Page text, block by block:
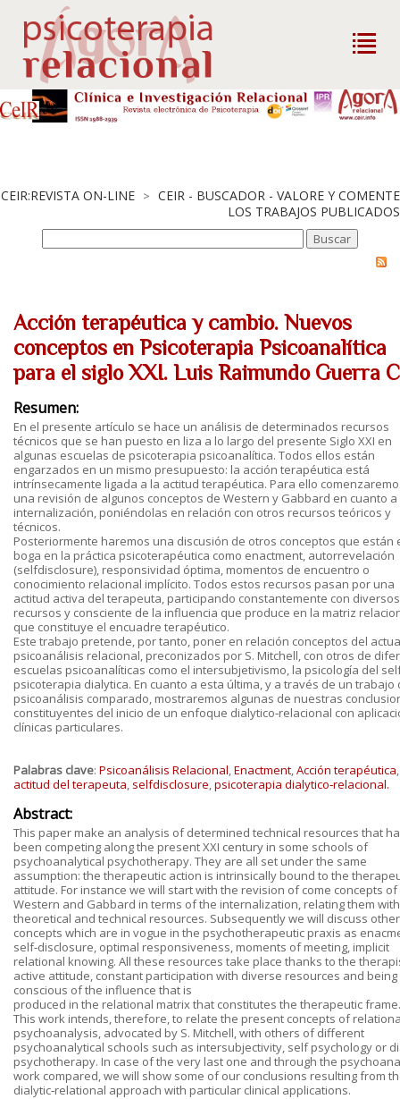
CEIR:REVISTA ON-LINE > CEIR - BUSCADOR - VALORE Y COMENTE
LOS TRABAJOS PUBLICADOS
Acción terapéutica y cambio. Nuevos
conceptos en Psicoterapia Psicoanalítica
para el siglo XXI. Luis Raimundo Guerra
Resumen:
En el presente artículo se hace un análisis de determinados recursos
técnicos que se han puesto en liza a lo largo del presente Siglo XXI en
algunas escuelas de psicoterapia psicoanalítica. Todos ellos están
engarzados en un mismo presupuesto: la acción terapéutica está
intrínsecamente ligada a la actitud terapéutica. Para ello
una revisión de algunos conceptos de Western y Gabbard en cuanto a
internalización, poniéndolas en relación con otros recursos teóricos y
técnicos.
Posteriormente haremos una discusión de otros conceptos que están
boga en la práctica psicoterapéutica como enactment, autorrevelación
(selfdisclosure), responsividad óptima, momentos de encuentro o
conocimiento relacional implícito. Todos estos recursos pasan por una
actitud activa del terapeuta, participando constantemente con diversos
recursos y consciente de la influencia que produce en la matriz
que constituye el encuadre terapéutico.
Este trabajo pretende, por tanto, poner en relación conceptos del
psicoanálisis relacional, preconizados por S. Mitchell, con otros de
escuelas psicoanalíticas como el intersubjetivismo, la psicología del
psicoterapia dialytica. En cuanto a esta última, y a través de un trabajo
psicoanálisis comparado, mostraremos algunas de nuestras
constituyentes del inicio de un enfoque dialytico‐relacional con
clínicas particulares.
Palabras clave: Psicoanálisis Relacional,Enactment,Acción terapéutica,
actitud del terapeuta, selfdisclosure,psicoterapia dialytico‐relacional.
Abstract:
This paper make an analysis of determined technical resources that
been competing along the present XXI century in some schools of
psychoanalytical psychotherapy. They are all set under the same
assumption: the therapeutic action is intrinsically bound to the
attitude. For instance we will start with the revision of come concepts of
Western and Gabbard in terms of the internalization, relating them
theoretical and technical resources. Subsequently we will discuss other
concepts which are in vogue in the psychotherapeutic praxis as
self‐disclosure, optimal responsiveness, moments of meeting, implicit
relational knowing. All these resources take place thanks to the
active attitude, constant participation with diverse resources and being
conscious of the influence that is
produced in the relational matrix that constitutes the therapeutic frame.
This work intends, therefore, to relate the present concepts of
psychoanalysis, advocated by S. Mitchell, with others of different
psychoanalytical schools such as intersubjectivity, self psychology or
psychotherapy. In case of the very last one and through the
work compared, we will show some of our conclusions resulting from
dialytic‐relational approach with particular clinical applications.